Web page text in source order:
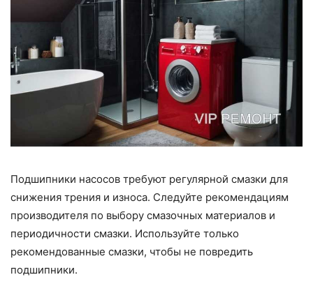
Подшипники насосов требуют регулярной смазки для
снижения трения и износа. Следуйте рекомендациям
производителя по выбору смазочных материалов и
периодичности смазки. Используйте только
рекомендованные смазки, чтобы не повредить
подшипники.